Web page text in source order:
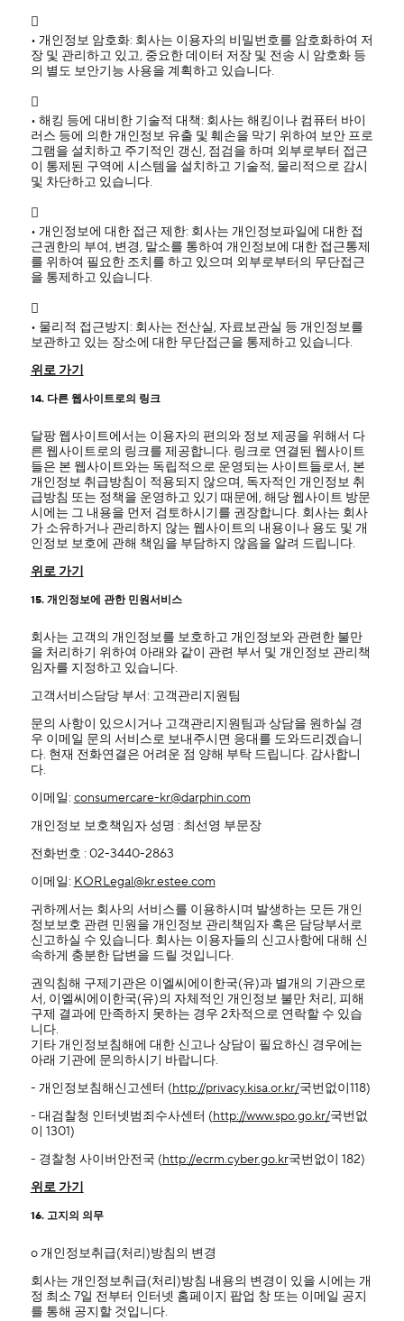

• 개인정보 암호화: 회사는 이용자의 비밀번호를 암호화하여 저
장 및 관리하고 있고, 중요한 데이터 저장 및 전송 시 암호화 등
의 별도 보안기능 사용을 계획하고 있습니다.

• 해킹 등에 대비한 기술적 대책: 회사는 해킹이나 컴퓨터 바이
러스 등에 의한 개인정보 유출 및 훼손을 막기 위하여 보안 프로
그램을 설치하고 주기적인 갱신, 점검을 하며 외부로부터 접근
이 통제된 구역에 시스템을 설치하고 기술적, 물리적으로 감시
및 차단하고 있습니다.

• 개인정보에 대한 접근 제한: 회사는 개인정보파일에 대한 접
근권한의 부여, 변경, 말소를 통하여 개인정보에 대한 접근통제
를 위하여 필요한 조치를 하고 있으며 외부로부터의 무단접근
을 통제하고 있습니다.

• 물리적 접근방지: 회사는 전산실, 자료보관실 등 개인정보를
보관하고 있는 장소에 대한 무단접근을 통제하고 있습니다.
위로 가기
14. 다른 웹사이트로의 링크
달팡 웹사이트에서는 이용자의 편의와 정보 제공을 위해서 다
른 웹사이트로의 링크를 제공합니다. 링크로 연결된 웹사이트
들은 본 웹사이트와는 독립적으로 운영되는 사이트들로서, 본
개인정보 취급방침이 적용되지 않으며, 독자적인 개인정보 취
급방침 또는 정책을 운영하고 있기 때문에, 해당 웹사이트 방문
시에는 그 내용을 먼저 검토하시기를 권장합니다. 회사는 회사
가 소유하거나 관리하지 않는 웹사이트의 내용이나 용도 및 개
인정보 보호에 관해 책임을 부담하지 않음을 알려 드립니다.
위로 가기
15. 개인정보에 관한 민원서비스
회사는 고객의 개인정보를 보호하고 개인정보와 관련한 불만
을 처리하기 위하여 아래와 같이 관련 부서 및 개인정보 관리책
임자를 지정하고 있습니다.
고객서비스담당 부서: 고객관리지원팀
문의 사항이 있으시거나 고객관리지원팀과 상담을 원하실 경
우 이메일 문의 서비스로 보내주시면 응대를 도와드리겠습니
다. 현재 전화연결은 어려운 점 양해 부탁 드립니다. 감사합니
다.
이메일: consumercare-kr@darphin.com
개인정보 보호책임자 성명 : 최선영 부문장
전화번호 : 02-3440-2863
이메일: KORLegal@kr.estee.com
귀하께서는 회사의 서비스를 이용하시며 발생하는 모든 개인
정보보호 관련 민원을 개인정보 관리책임자 혹은 담당부서로
신고하실 수 있습니다. 회사는 이용자들의 신고사항에 대해 신
속하게 충분한 답변을 드릴 것입니다.
권익침해 구제기관은 이엘씨에이한국(유)과 별개의 기관으로
서, 이엘씨에이한국(유)의 자체적인 개인정보 불만 처리, 피해
구제 결과에 만족하지 못하는 경우 2차적으로 연락할 수 있습
니다.
기타 개인정보침해에 대한 신고나 상담이 필요하신 경우에는
아래 기관에 문의하시기 바랍니다.
- 개인정보침해신고센터 (http://privacy.kisa.or.kr/국번없이118)
- 대검찰청 인터넷범죄수사센터 (http://www.spo.go.kr/국번없
이 1301)
- 경찰청 사이버안전국 (http://ecrm.cyber.go.kr국번없이 182)
위로 가기
16. 고지의 의무
ο 개인정보취급(처리)방침의 변경
회사는 개인정보취급(처리)방침 내용의 변경이 있을 시에는 개
정 최소 7일 전부터 인터넷 홈페이지 팝업 창 또는 이메일 공지
를 통해 공지할 것입니다.